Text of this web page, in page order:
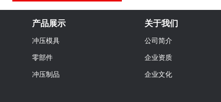
产品展示
冲压模具
零部件
冲压制品
关于我们
公司简介
企业资质
企业文化